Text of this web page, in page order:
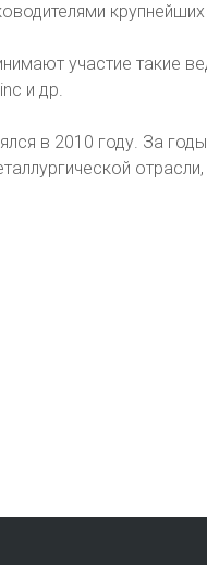
участие такие
и др.
в 2010 году. За